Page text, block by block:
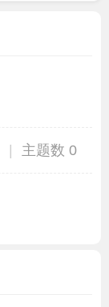
| 主题数 0